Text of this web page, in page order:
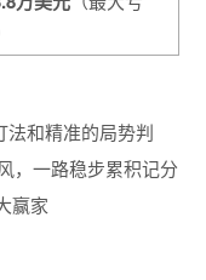
法和精准的局势判
，一路稳步累积记分
赢家